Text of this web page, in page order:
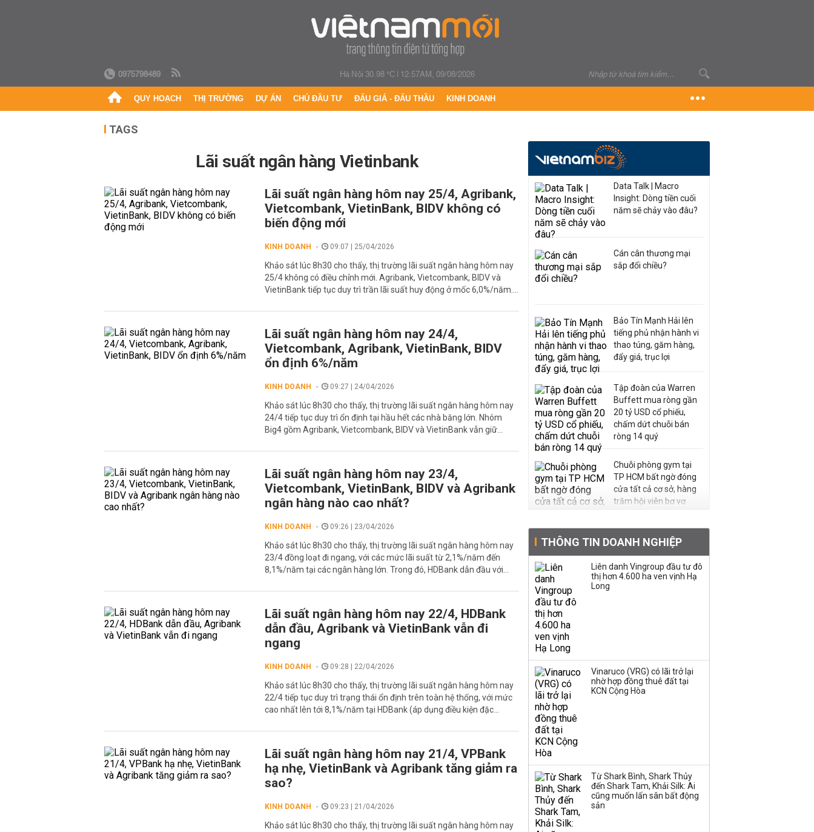
0975798489 Hà Nội 30.98 °C| 12:57AM, 09/08/2026
QUY HOẠCH THỊ TRƯỜNG DỰ ÁN CHỦ ĐẦU TƯ ĐẤU GIÁ - ĐẤU THẦU KINH DOANH
TAGS
lãi suất ngân hàng Vietinbank
Lãi suất ngân hàng hôm nay 25/4, Agribank,
Vietcombank, VietinBank, BIDV không có
biến động mới
KINH DOANH 09:07 | 25/04/2026
Khảo sát lúc 8h30 cho thấy, thị trường lãi suất ngân hàng hôm nay
25/4 không có điều chỉnh mới. Agribank, Vietcombank, BIDV và
VietinBank tiếp tục duy trì trần lãi suất huy động ở mốc 6,0%/năm....
Lãi suất ngân hàng hôm nay 24/4,
Vietcombank, Agribank, VietinBank, BIDV
ổn định 6%/năm
KINH DOANH 09:27 | 24/04/2026
Khảo sát lúc 8h30 cho thấy, thị trường lãi suất ngân hàng hôm nay
24/4 tiếp tục duy trì ổn định tại hầu hết các nhà băng lớn. Nhóm
Big4 gồm Agribank, Vietcombank, BIDV và VietinBank vẫn giữ...
Lãi suất ngân hàng hôm nay 23/4,
Vietcombank, VietinBank, BIDV và Agribank
ngân hàng nào cao nhất?
KINH DOANH 09:26 | 23/04/2026
Khảo sát lúc 8h30 cho thấy, thị trường lãi suất ngân hàng hôm nay
23/4 đồng loạt đi ngang, với các mức lãi suất từ 2,1%/năm đến
8,1%/năm tại các ngân hàng lớn. Trong đó, HDBank dẫn đầu với...
Lãi suất ngân hàng hôm nay 22/4, HDBank
dẫn đầu, Agribank và VietinBank vẫn đi
ngang
KINH DOANH 09:28 | 22/04/2026
Khảo sát lúc 8h30 cho thấy, thị trường lãi suất ngân hàng hôm nay
22/4 tiếp tục duy trì trạng thái ổn định trên toàn hệ thống, với mức
cao nhất lên tới 8,1%/năm tại HDBank (áp dụng điều kiện đặc...
Lãi suất ngân hàng hôm nay 21/4, VPBank
hạ nhẹ, VietinBank và Agribank tăng giảm ra
sao?
KINH DOANH 09:23 | 21/04/2026
Khảo sát lúc 8h30 cho thấy, thị trường lãi suất ngân hàng hôm nay
Data Talk | Macro
Insight: Dòng tiền cuối
năm sẽ chảy vào đâu?
Cán cân thương mại
sắp đổi chiều?
Bảo Tín Mạnh Hải lên
tiếng phủ nhận hành vi
thao túng, găm hàng,
đẩy giá, trục lợi
Tập đoàn của Warren
Buffett mua ròng gần
20 tỷ USD cổ phiếu,
chấm dứt chuỗi bán
ròng 14 quý
Chuỗi phòng gym tại
TP HCM bất ngờ đóng
cửa tất cả cơ sở, hàng
trăm hội viên bơ vơ
tiếng đứng sau tiệm
vàng Mi Hồng: Từ phụ
xe, sửa đồ điện tử cũ
đến gây dựng thương
PNJ công bố thông tin
quyền tùy ý áp thuế
100% lên những đối tác
thương mại hàng đầu?
THÔNG TIN DOANH NGHIỆP
Liên danh Vingroup đầu tư đô
thị hơn 4.600 ha ven vịnh Hạ
Long
Vinaruco (VRG) có lãi trở lại
nhờ hợp đồng thuê đất tại
KCN Cộng Hòa
Từ Shark Bình, Shark Thủy
đến Shark Tam, Khải Silk: Ai
cũng muốn lấn sân bất động
sản